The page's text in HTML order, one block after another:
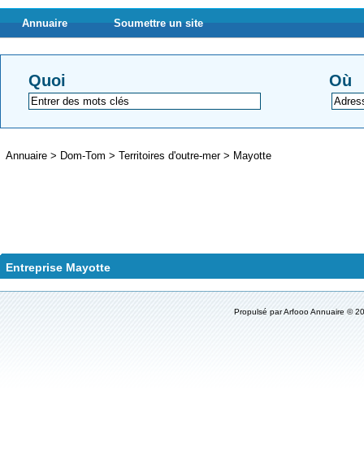
Annuaire Soumettre un site
Quoi Où
Annuaire > Dom-Tom > Territoires d'outre-mer > Mayotte
Entreprise Mayotte
Propulsé parArfooo Annuaire ©